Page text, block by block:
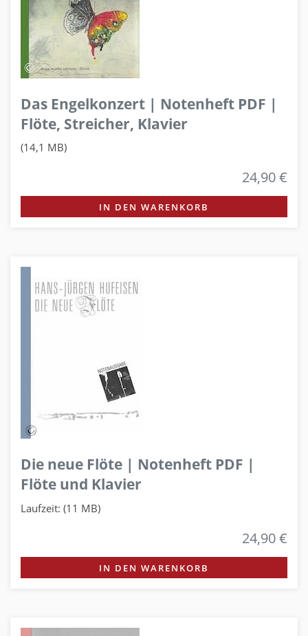
Das Engelkonzert | Notenheft PDF |
Flöte, Streicher, Klavier
(14,1 MB)
24,90 €
IN DEN WARENKORB
Die neue Flöte | Notenheft PDF |
Flöte und Klavier
Laufzeit: (11 MB)
24,90 €
IN DEN WARENKORB